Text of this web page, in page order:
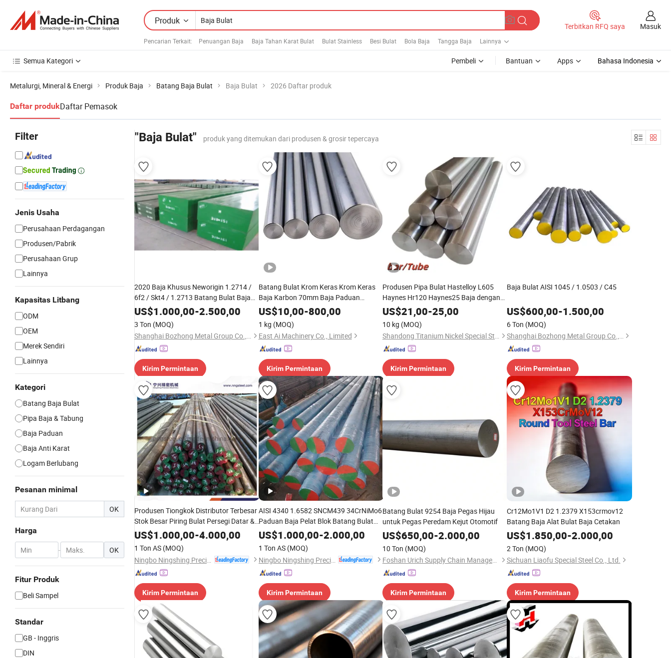
Produk
Pencarian Terkait: Penuangan Baja Baja Tahan Karat Bulat Bulat Stainless Besi Bulat Bola Baja Tangga Baja Lainnya
Terbitkan RFQ saya Masuk
Semua Kategori Pembeli Bantuan Apps Bahasa Indonesia
Metalurgi, Mineral & Energi Produk Baja Batang Baja Bulat Baja Bulat 2026 Daftar produk
Daftar produkDaftar Pemasok
Filter
Jenis Usaha
Perusahaan Perdagangan
Produsen/Pabrik
Perusahaan Grup
Lainnya
Kapasitas Litbang
ODM
OEM
Merek Sendiri
Lainnya
Kategori
Batang Baja Bulat
Pipa Baja & Tabung
Baja Paduan
Baja Anti Karat
Logam Berlubang
Pesanan minimal
OK
Harga
- OK
Fitur Produk
Beli Sampel
Standar
GB - Inggris
DIN
"Baja Bulat" produk yang ditemukan dari produsen & grosir tepercaya
2020 Baja Khusus Neworigin 1.2714 /
6f2 / Skt4 / 1.2713 Batang Bulat Baja
Alat Pelat Baja Karbon
US$1.000,00-2.500,00
3 Ton (MOQ)
Shanghai Bozhong Metal Group Co., Ltd.
Kirim Permintaan
Batang Bulat Krom Keras Krom Keras
Baja Karbon 70mm Baja Paduan
Cetakan ASTM Dalam 7 Hari
Pengemasan Layak Laut Standar
US$10,00-800,00
1 kg (MOQ)
East Ai Machinery Co., Limited
Kirim Permintaan
Produsen Pipa Bulat Hastelloy L605
Haynes Hr120 Haynes25 Baja dengan
Harga Baik Tabung Kapiler
US$21,00-25,00
10 kg (MOQ)
Shandong Titanium Nickel Special Steel Co., Ltd
Kirim Permintaan
Baja Bulat AISI 1045 / 1.0503 / C45
US$600,00-1.500,00
6 Ton (MOQ)
Shanghai Bozhong Metal Group Co., Ltd.
Kirim Permintaan
Produsen Tiongkok Distributor Terbesar
Stok Besar Piring Bulat Persegi Datar &
Alat Paduan Teknik Stainless Baja
Khusus
US$1.000,00-4.000,00
1 Ton AS (MOQ)
Kirim Permintaan
AISI 4340 1.6582 SNCM439 34CrNiMo6
Paduan Baja Pelat Blok Batang Bulat
Stok
US$1.000,00-2.000,00
1 Ton AS (MOQ)
Ningbo Ningshing Precision Machinery Group Co., Ltd.
Kirim Permintaan
Batang Bulat 9254 Baja Pegas Hijau
untuk Pegas Peredam Kejut Otomotif
US$650,00-2.000,00
10 Ton (MOQ)
Foshan Urich Supply Chain Management co.Ltd
Kirim Permintaan
Cr12Mo1V1 D2 1.2379 X153crmov12
Batang Baja Alat Bulat Baja Cetakan
US$1.850,00-2.000,00
2 Ton (MOQ)
Sichuan Liaofu Special Steel Co., Ltd.
Kirim Permintaan